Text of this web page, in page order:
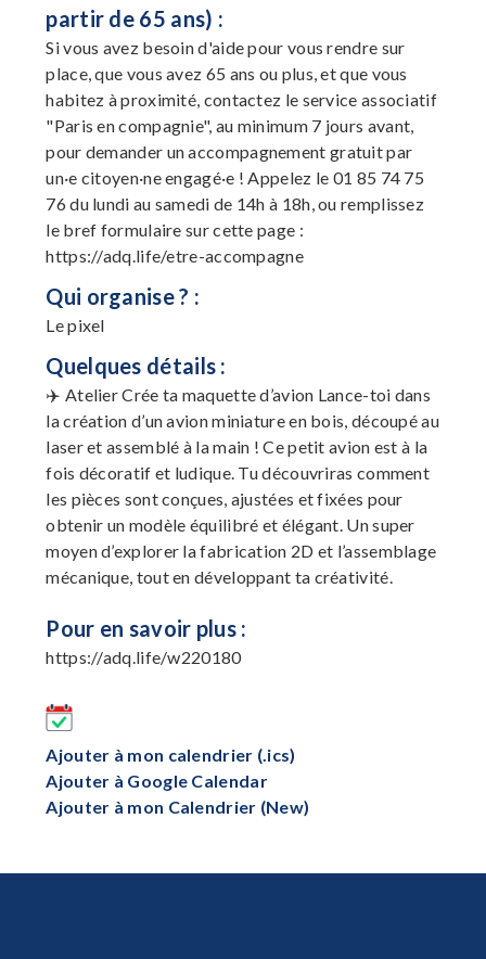
partir de 65 ans) :
Si vous avez besoin d'aide pour vous rendre sur
place, que vous avez 65 ans ou plus, et que vous
habitez à proximité, contactez le service associatif
"Paris en compagnie", au minimum 7 jours avant,
pour demander un accompagnement gratuit par
un·e citoyen·ne engagé·e ! Appelez le 01 85 74 75
76 du lundi au samedi de 14h à 18h, ou remplissez
le bref formulaire sur cette page :
https://adq.life/etre-accompagne
Qui organise ? :
Le pixel
Quelques détails :
✈️ Atelier Crée ta maquette d’avion Lance-toi dans
la création d’un avion miniature en bois, découpé au
laser et assemblé à la main ! Ce petit avion est à la
fois décoratif et ludique. Tu découvriras comment
les pièces sont conçues, ajustées et fixées pour
obtenir un modèle équilibré et élégant. Un super
moyen d’explorer la fabrication 2D et l’assemblage
mécanique, tout en développant ta créativité.
Pour en savoir plus :
https://adq.life/w220180
Ajouter à mon calendrier (.ics)
Ajouter à Google Calendar
Ajouter à mon Calendrier (New)